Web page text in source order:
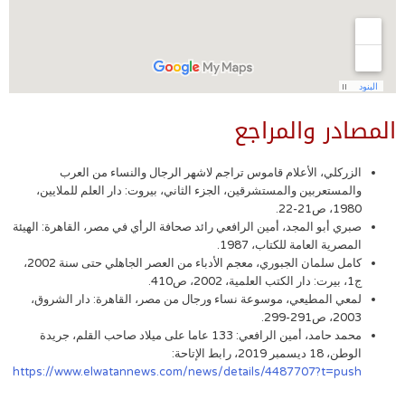
المصادر والمراجع
الزركلي، الأعلام قاموس تراجم لاشهر الرجال والنساء من العرب
والمستعربين والمستشرقين، الجزء الثاني، بيروت: دار العلم للملايين،
1980، ص21-22.
صبري أبو المجد، أمين الرافعي رائد صحافة الرأي في مصر، القاهرة: الهيئة
المصرية العامة للكتاب، 1987.
كامل سلمان الجبوري، معجم الأدباء من العصر الجاهلي حتى سنة 2002،
ج1، بيرت: دار الكتب العلمية، 2002، ص410.
لمعي المطيعي، موسوعة نساء ورجال من مصر، القاهرة: دار الشروق،
2003، ص291-299.
محمد حامد، أمين الرافعي: 133 عاما على ميلاد صاحب القلم، جريدة
الوطن، 18 ديسمبر 2019، رابط الإتاحة:
https://www.elwatannews.com/news/details/4487707?t=push